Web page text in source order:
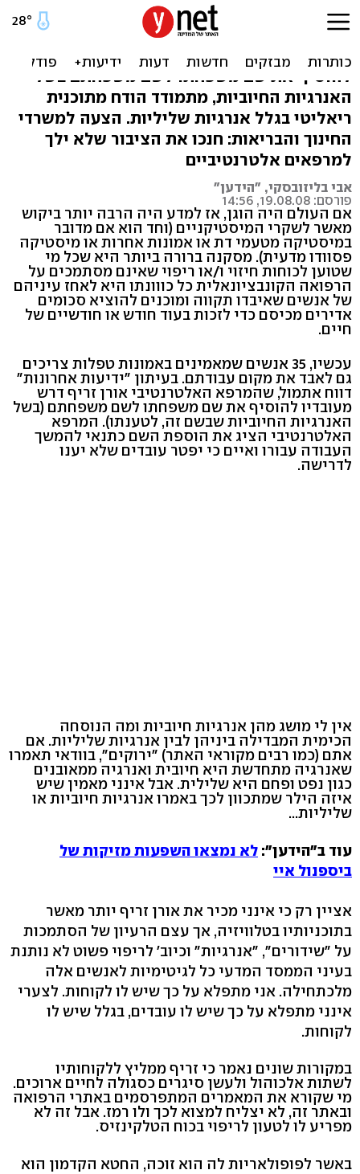
תפסיקו להקשיב למיסטיקנים
הילר שמרוויח מיליונים, דרש מ-35 עובדיו
להוסיף את שם משפחתו לשם משפחתם בשל
האנרגיות החיוביות, מתמודד הודח מתוכנית
ריאליטי בגלל אנרגיות שליליות. הצעה למשרדי
החינוך והבריאות: חנכו את הציבור שלא ילך
למרפאים אלטרנטיביים
אבי בליזובסקי, "הידען"
פורסם: 19.08.08, 14:56
אם העולם היה הוגן, אז למדע היה הרבה יותר ביקוש
מאשר לשקרי המיסטיקניים (וחד הוא אם מדובר
במיסטיקה מטעמי דת או אמונות אחרות או מיסטיקה
פסוודו מדעית). מסקנה ברורה ביותר היא שכל מי
שטוען לכוחות חיזוי ו/או ריפוי שאינם מסתמכים על
הרפואה הקונבציונאלית כל כווונתו היא לאחז עיניהם
של אנשים שאיבדו תקווה ומוכנים להוציא סכומים
אדירים מכיסם כדי לזכות בעוד חודש או חודשיים של
חיים.
עכשיו, 35 אנשים שמאמינים באמונות טפלות צריכים
גם לאבד את מקום עבודתם. בעיתון "ידיעות אחרונות"
דווח אתמול, שהמרפא האלטרנטיבי אורן זריף דרש
מעובדיו להוסיף את שם משפחתו לשם משפחתם (בשל
האנרגיות החיוביות שבשם זה, לטענתו). המרפא
האלטרנטיבי הציג את הוספת השם כתנאי להמשך
העבודה עבורו ואיים כי יפטר עובדים שלא יענו
לדרישה.
אין לי מושג מהן אנרגיות חיוביות ומה הנוסחה
הכימית המבדילה ביניהן לבין אנרגיות שליליות. אם
אתם (כמו רבים מקוראי האתר) "ירוקים", בוודאי תאמרו
שאנרגיה מתחדשת היא חיובית ואנרגיה ממאובנים
כגון נפט ופחם היא שלילית. אבל אינני מאמין שיש
איזה הילר שמתכוון לכך באמרו אנרגיות חיוביות או
שליליות...
עוד ב"הידען": לא נמצאו השפעות מזיקות של
ביספנול איי
אציין רק כי אינני מכיר את אורן זריף יותר מאשר
בתוכניותיו בטלוויזיה, אך עצם הרעיון של הסתמכות
על "שידורים", "אנרגיות" וכיוב' לריפוי פשוט לא נותנת
בעיני הממסד המדעי כל לגיטימיות לאנשים אלה
מלכתחילה. אני מתפלא על כך שיש לו לקוחות. לצערי
אינני מתפלא על כך שיש לו עובדים, בגלל שיש לו
לקוחות.
במקורות שונים נאמר כי זריף ממליץ ללקוחותיו
לשתות אלכוהול ולעשן סיגרים כסגולה לחיים ארוכים.
מי שקורא את המאמרים המתפרסמים באתרי הרפואה
ובאתר זה, לא יצליח למצוא לכך ולו רמז. אבל זה לא
מפריע לו לטעון לריפוי בכוח הטלקינזיס.
באשר לפופולאריות לה הוא זוכה, החטא הקדמון הוא